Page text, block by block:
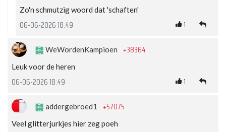
Zo'n schmutzig woord dat 'schaften'
06-06-2026 18:49 1
WeWordenKampioen +38364
Leuk voor de heren
06-06-2026 18:49 1
addergebroed1 +57075
Veel glitterjurkjes hier zeg poeh